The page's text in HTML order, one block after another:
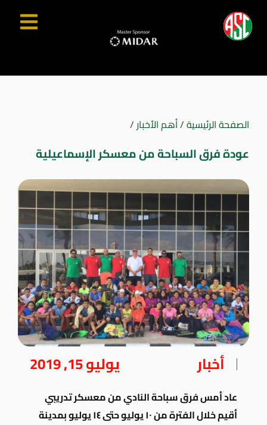
الصفحة الرئيسية/أهم الأخبار/
عودة فرق السباحة من معسكر الإسماعيلية
أخبار يوليو 15, 2019
عاد أمس فرق سباحة النادي من معسكر تدريبي
أقيم خلال الفترة من ١٠ يوليو حتى ١٤ يوليو بمدينة